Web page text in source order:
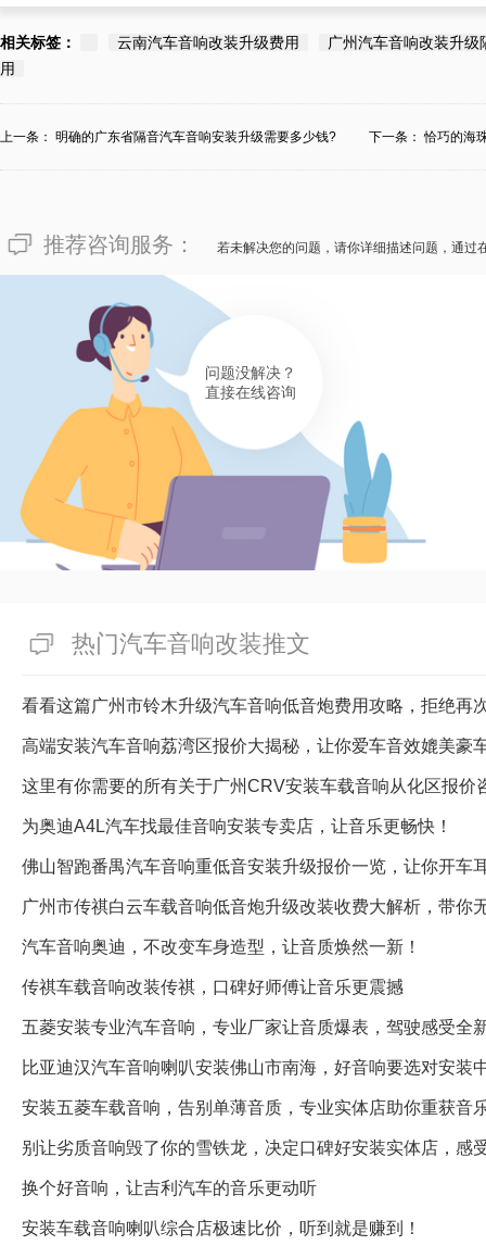
相关标签： 云南汽车音响改装升级费用
广州汽车音响改装升级
用
上一条： 明确的广东省隔音汽车音响安装升级需要多少钱? 下一条：恰巧的海
推荐咨询服务： 若未解决您的问题，请你详细描述问题，通过
问题没解决？
直接在线咨询
热门汽车音响改装推文
看看这篇广州市铃木升级汽车音响低音炮费用攻略，拒绝再
高端安装汽车音响荔湾区报价大揭秘，让你爱车音效媲美豪
这里有你需要的所有关于广州CRV安装车载音响从化区报价
为奥迪A4L汽车找最佳音响安装专卖店，让音乐更畅快！
佛山智跑番禺汽车音响重低音安装升级报价一览，让你开车
广州市传祺白云车载音响低音炮升级改装收费大解析，带你
汽车音响奥迪，不改变车身造型，让音质焕然一新！
传祺车载音响改装传祺，口碑好师傅让音乐更震撼
五菱安装专业汽车音响，专业厂家让音质爆表，驾驶感受全
比亚迪汉汽车音响喇叭安装佛山市南海，好音响要选对安装
安装五菱车载音响，告别单薄音质，专业实体店助你重获音
别让劣质音响毁了你的雪铁龙，决定口碑好安装实体店，感
换个好音响，让吉利汽车的音乐更动听
安装车载音响喇叭综合店极速比价，听到就是赚到！